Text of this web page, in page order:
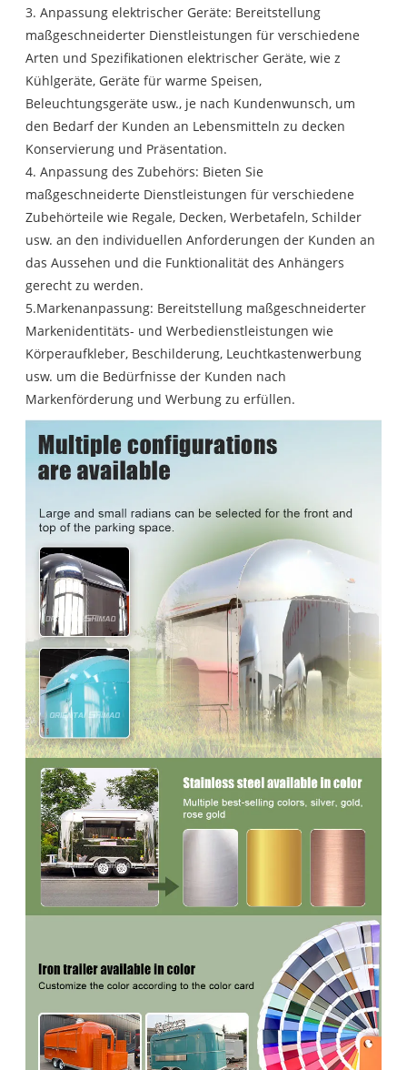
3. Anpassung elektrischer Geräte: Bereitstellung
maßgeschneiderter Dienstleistungen für verschiedene
Arten und Spezifikationen elektrischer Geräte, wie z
Kühlgeräte, Geräte für warme Speisen,
Beleuchtungsgeräte usw., je nach Kundenwunsch, um
den Bedarf der Kunden an Lebensmitteln zu decken
Konservierung und Präsentation.
4. Anpassung des Zubehörs: Bieten Sie
maßgeschneiderte Dienstleistungen für verschiedene
Zubehörteile wie Regale, Decken, Werbetafeln, Schilder
usw. an den individuellen Anforderungen der Kunden an
das Aussehen und die Funktionalität des Anhängers
gerecht zu werden.
5.Markenanpassung: Bereitstellung maßgeschneiderter
Markenidentitäts- und Werbedienstleistungen wie
Körperaufkleber, Beschilderung, Leuchtkastenwerbung
usw. um die Bedürfnisse der Kunden nach
Markenförderung und Werbung zu erfüllen.